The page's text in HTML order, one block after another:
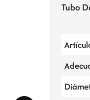
Tubo